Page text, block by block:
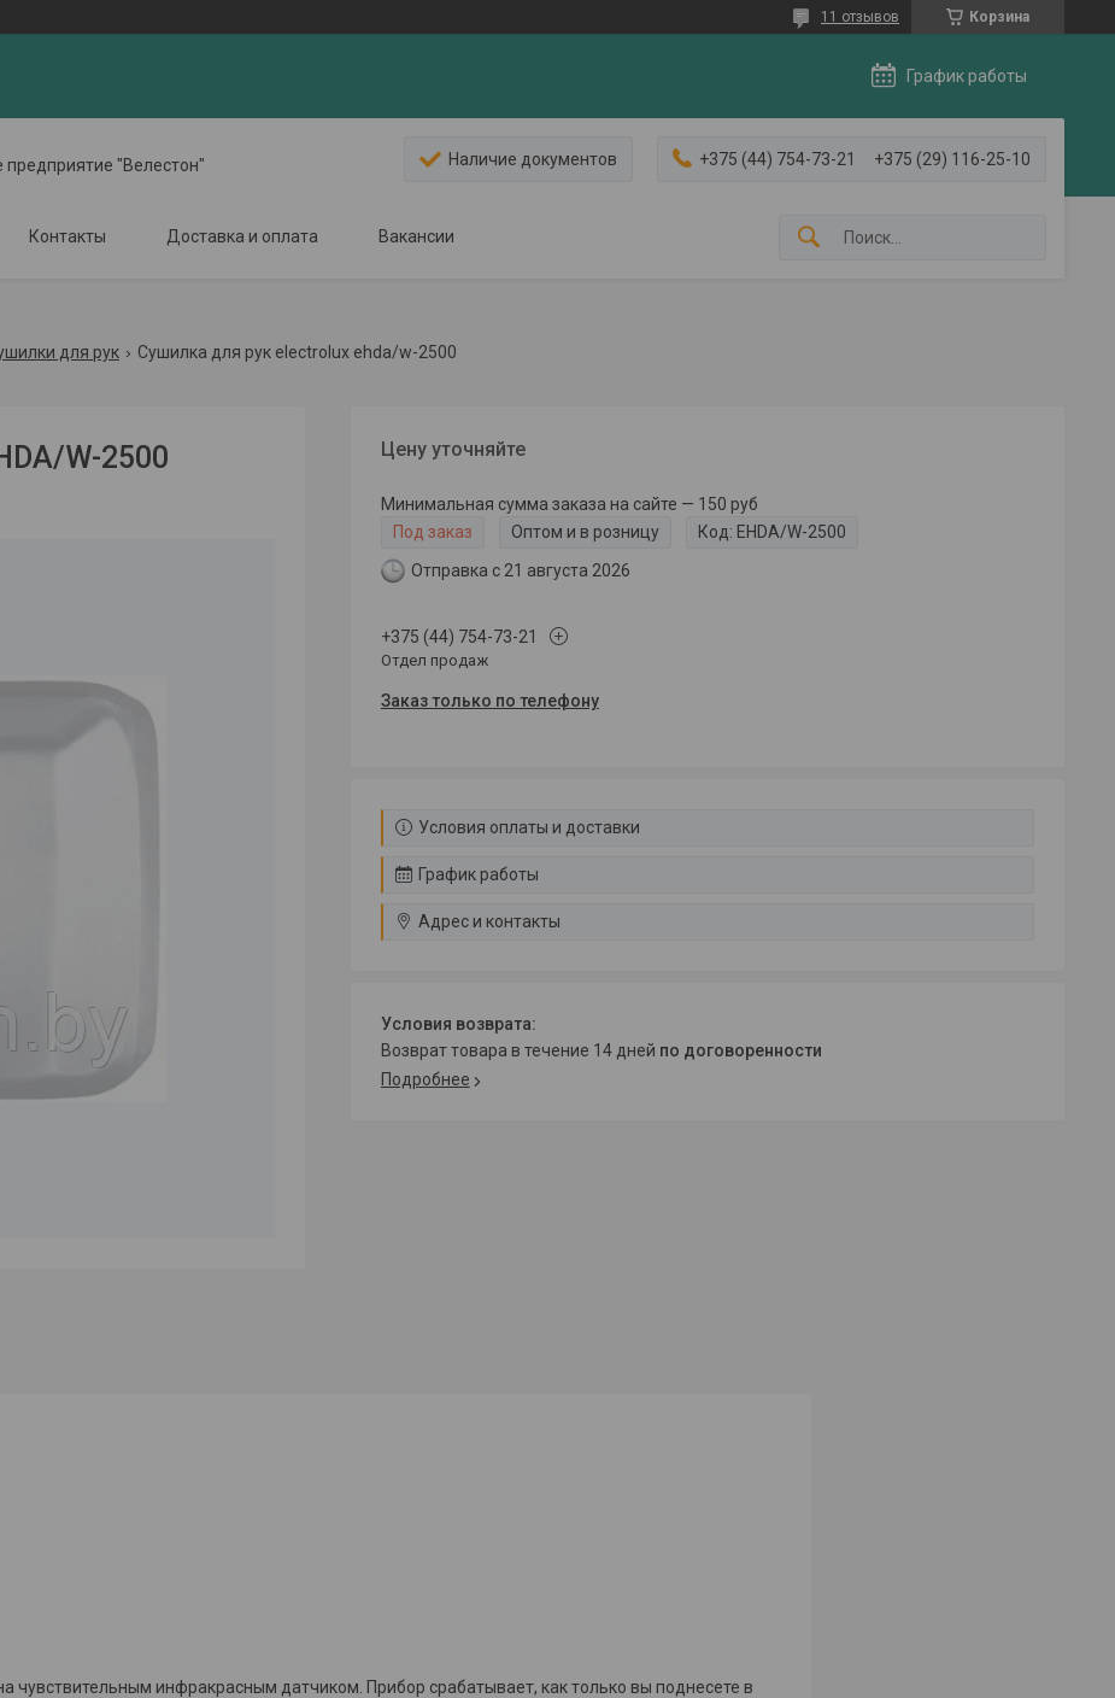
Корзина
11 отзывов
График работы
предприятие "Велестон" Наличие документов +375 (44) 754-73-21 +375 (29) 116-25-10
Контакты Доставка и оплата Вакансии
для рук Сушилка для рук electrolux ehda/w-2500
W-2500 Цену уточняйте
Минимальная сумма заказа на сайте — 150 руб
Под заказ
Оптом и в розницу Код: EHDA/W-2500
Отправка с 21 августа 2026
+375 (44) 754-73-21
Отдел продаж
Заказ только по телефону
Условия оплаты и доставки
График работы
Адрес и контакты
возврат товара в течение 14 дней по договоренности
Подробнее
чувствительным инфракрасным датчиком. Прибор срабатывает, как только вы поднесете в